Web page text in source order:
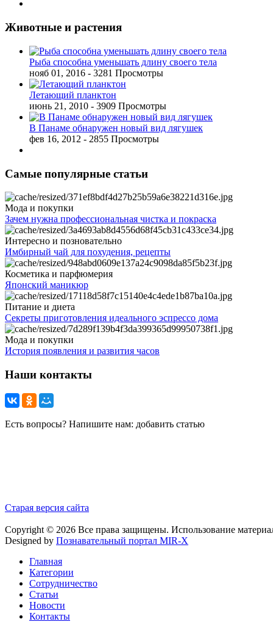
Животные и растения
Рыба способна уменьшать длину своего тела
нояб 01, 2016 - 3281 Просмотры
Летающий планктон
июнь 21, 2010 - 3909 Просмотры
В Панаме обнаружен новый вид лягушек
фев 16, 2012 - 2855 Просмотры
Самые популярные статьи
Мода и покупки
Зачем нужна профессиональная чистка и покраска
Интересно и позновательно
Имбирный чай для похудения, рецепты
Косметика и парфюмерия
Японский маникюр
Питание и диета
Секреты приготовления идеального эспрессо дома
Мода и покупки
История появления и развития часов
Наши контакты
Есть вопросы? Напишите нам: добавить статью
Старая версия сайта
Copyright © 2026 Все права защищены. Использование
Designed by Познавательный портал MIR-X
Главная
Категории
Сотрудничество
Статьи
Новости
Контакты